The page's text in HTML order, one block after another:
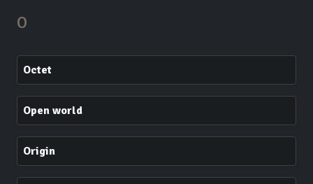
O
Octet
Open world
Origin